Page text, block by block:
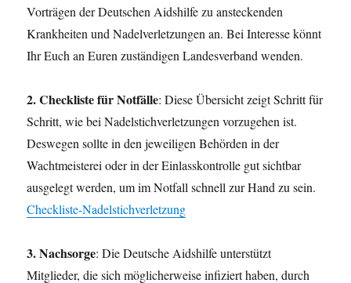
Vorträgen der Deutschen Aidshilfe zu ansteckenden
Krankheiten und Nadelverletzungen an. Bei Interesse könnt
Ihr Euch an Euren zuständigen Landesverband wenden.
2.Checkliste für Notfälle: Diese Übersicht zeigt Schritt für
Schritt, wie bei Nadelstichverletzungen vorzugehen ist.
Deswegen sollte in den jeweiligen Behörden in der
Wachtmeisterei oder in der Einlasskontrolle gut sichtbar
ausgelegt werden, um im Notfall schnell zur Hand zu sein.
Checkliste-Nadelstichverletzung
3.Nachsorge: Die Deutsche Aidshilfe unterstützt
Mitglieder, die sich möglicherweise infiziert haben, durch